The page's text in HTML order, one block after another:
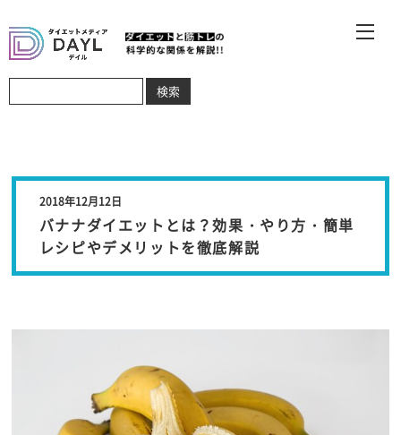
2018年12月12日
バナナダイエットとは？効果・やり方・簡単
レシピやデメリットを徹底解説